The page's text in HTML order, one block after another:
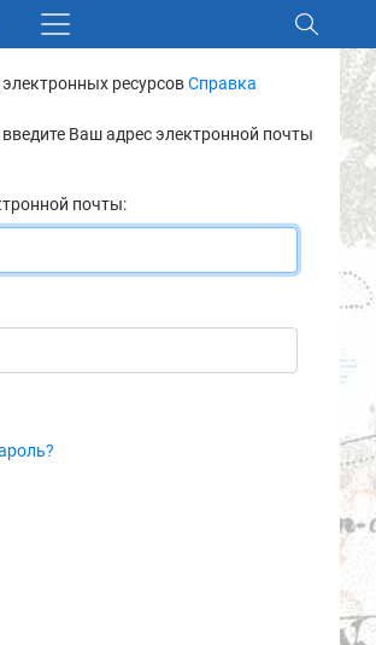
ресурсовСправка
Ваш адрес электронной почты
почты: